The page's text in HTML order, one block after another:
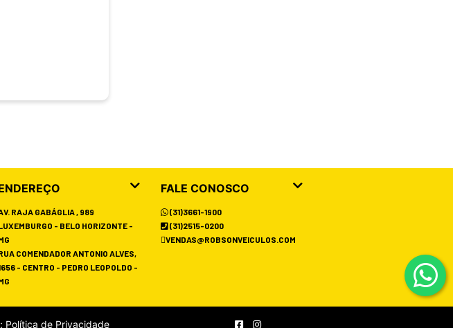
RAJA GABÁGLIA , 989
- BELO HORIZONTE -
COMENDADOR ANTONIO ALVES,
- CENTRO - PEDRO LEOPOLDO -
FALE CONOSCO
(31)3661-1900
(31)2515-0200
VENDAS@ROBSONVEICULOS.COM
Política de Privacidade